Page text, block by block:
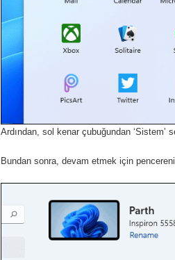
Ardından, sol kenar çubuğundan ‘Sistem’
Bundan sonra, devam etmek için